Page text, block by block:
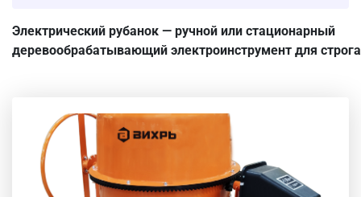
Электрический рубанок — ручной или стационарный
деревообрабатывающий электроинструмент для